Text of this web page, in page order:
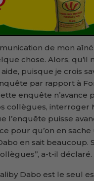
de mon
chose. Alors, qu’il
puisque je crois
par rapport à
enquête n’avance
collègues, interroger
l’enquête puisse
pour qu’on en
en sait beaucoup.
a-t-il déclaré.
Dabo est le seul